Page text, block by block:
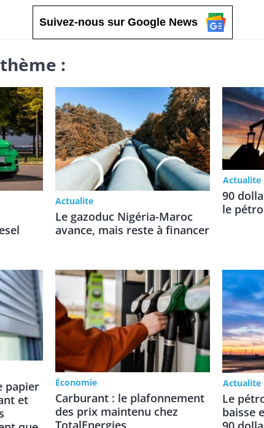
Suivez-nous sur Google News
:
Actualite
Le gazoduc Nigéria-Maroc
avance, mais reste à financer
Actualite
90
le
papier
et
Économie
Carburant : le plafonnement
des prix maintenu chez
TotalEnergies
Actualite
Le
baisse